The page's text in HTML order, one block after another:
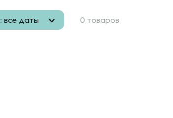
все даты 0 товаров